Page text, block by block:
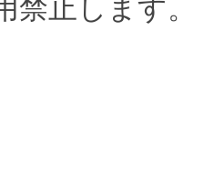
禁止します。